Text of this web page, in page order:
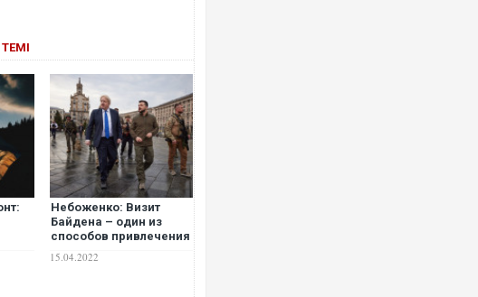
Небоженко: Визит
Байдена – один из
способов привлечения
политической мощи в
15.04.2022